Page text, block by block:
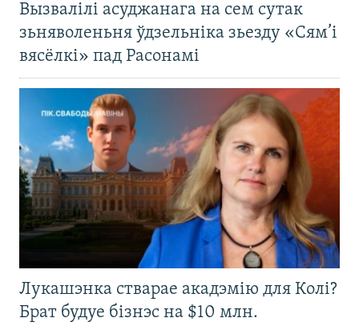
Вызвалілі асуджанага на сем сутак
зьняволеньня ўдзельніка зьезду «Сям’і
вясёлкі» пад Расонамі
Лукашэнка стварае акадэмію для Колі?
Брат будуе бізнэс на $10 млн.